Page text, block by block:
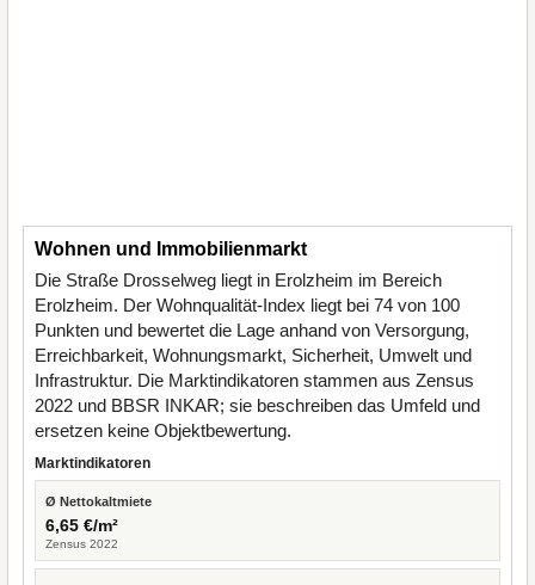
Wohnen und Immobilienmarkt
Die Straße Drosselweg liegt in Erolzheim im Bereich
Erolzheim. Der Wohnqualität-Index liegt bei 74 von 100
Punkten und bewertet die Lage anhand von Versorgung,
Erreichbarkeit, Wohnungsmarkt, Sicherheit, Umwelt und
Infrastruktur. Die Marktindikatoren stammen aus Zensus
2022 und BBSR INKAR; sie beschreiben das Umfeld und
ersetzen keine Objektbewertung.
Marktindikatoren
Ø Nettokaltmiete
6,65 €/m²
Zensus 2022